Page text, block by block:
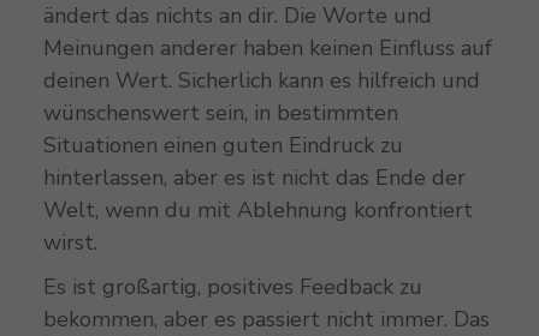
ändert das nichts an dir. Die Worte und
Meinungen anderer haben keinen Einfluss auf
deinen Wert. Sicherlich kann es hilfreich und
wünschenswert sein, in bestimmten
Situationen einen guten Eindruck zu
hinterlassen, aber es ist nicht das Ende der
Welt, wenn du mit Ablehnung konfrontiert
wirst.
Es ist großartig, positives Feedback zu
bekommen, aber es passiert nicht immer. Das